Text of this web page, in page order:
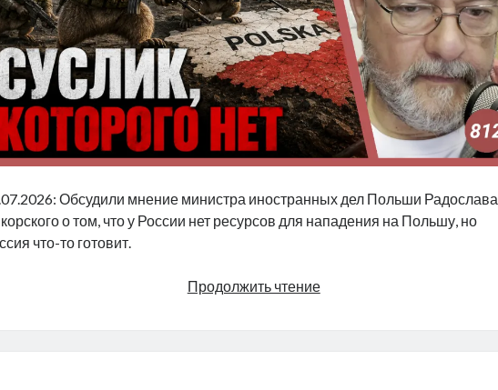
Обсудили мнение министра иностранных дел Польши Радослава
о том, что у России нет ресурсов для нападения на Польшу, но
что-то готовит.
Продолжить чтениеСуслик,